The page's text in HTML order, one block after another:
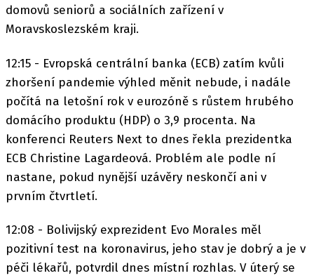
domovů seniorů a sociálních zařízení v
Moravskoslezském kraji.
12:15 - Evropská centrální banka (ECB) zatím kvůli
zhoršení pandemie výhled měnit nebude, i nadále
počítá na letošní rok v eurozóně s růstem hrubého
domácího produktu (HDP) o 3,9 procenta. Na
konferenci Reuters Next to dnes řekla prezidentka
ECB Christine Lagardeová. Problém ale podle ní
nastane, pokud nynější uzávěry neskončí ani v
prvním čtvrtletí.
12:08 - Bolivijský exprezident Evo Morales měl
pozitivní test na koronavirus, jeho stav je dobrý a je v
péči lékařů, potvrdil dnes místní rozhlas. V úterý se